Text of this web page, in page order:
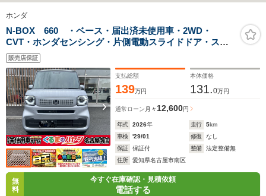
ホンダ
N-BOX 660 ・ベース・届出済未使用車・2WD・
CVT・ホンダセンシング・片側電動スライドドア・スマ
ートキー・LEDライト・アイドリングストップ コーナ
ーセンサー・バックカメラ・オートエアコン
販売店保証
支払総額
139万円
本体価格
131.0万円
通常ローン 月々12,600円
年式 2026年 走行 5km
車検
'29/01 修復
なし
保証
保証付 整備
法定整備無
住所
愛知県名古屋市南区
無
料
今すぐ在庫確認・見積依頼
電話する